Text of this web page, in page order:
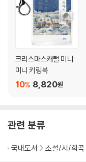
크리스마스캐럴 미니
미니 키링북
8,820원
10%
관련 분류
국내도서 소설/시/희곡